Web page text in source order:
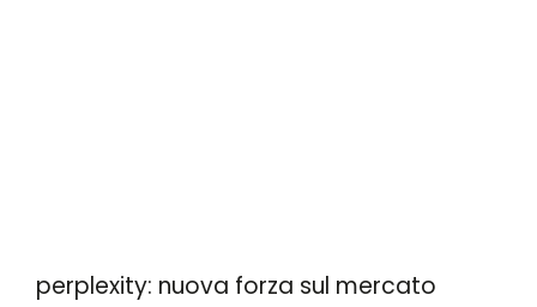
perplexity: nuova forza sul mercato